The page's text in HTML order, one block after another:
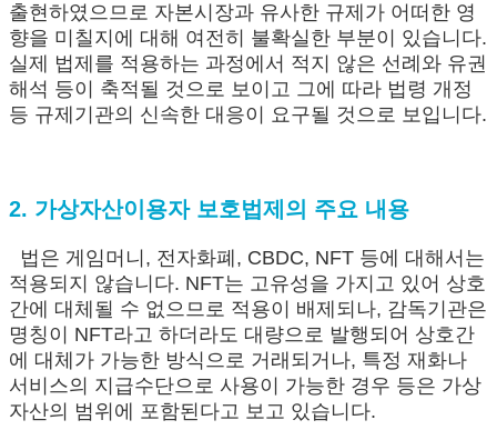
출현하였으므로 자본시장과 유사한 규제가 어떠한 영
향을 미칠지에 대해 여전히 불확실한 부분이 있습니다.
실제 법제를 적용하는 과정에서 적지 않은 선례와 유권
해석 등이 축적될 것으로 보이고 그에 따라 법령 개정
등 규제기관의 신속한 대응이 요구될 것으로 보입니다.
2. 가상자산이용자 보호법제의 주요 내용
법은 게임머니, 전자화폐, CBDC, NFT 등에 대해서는
적용되지 않습니다. NFT는 고유성을 가지고 있어 상호
간에 대체될 수 없으므로 적용이 배제되나, 감독기관은
명칭이 NFT라고 하더라도 대량으로 발행되어 상호간
에 대체가 가능한 방식으로 거래되거나, 특정 재화나
서비스의 지급수단으로 사용이 가능한 경우 등은 가상
자산의 범위에 포함된다고 보고 있습니다.